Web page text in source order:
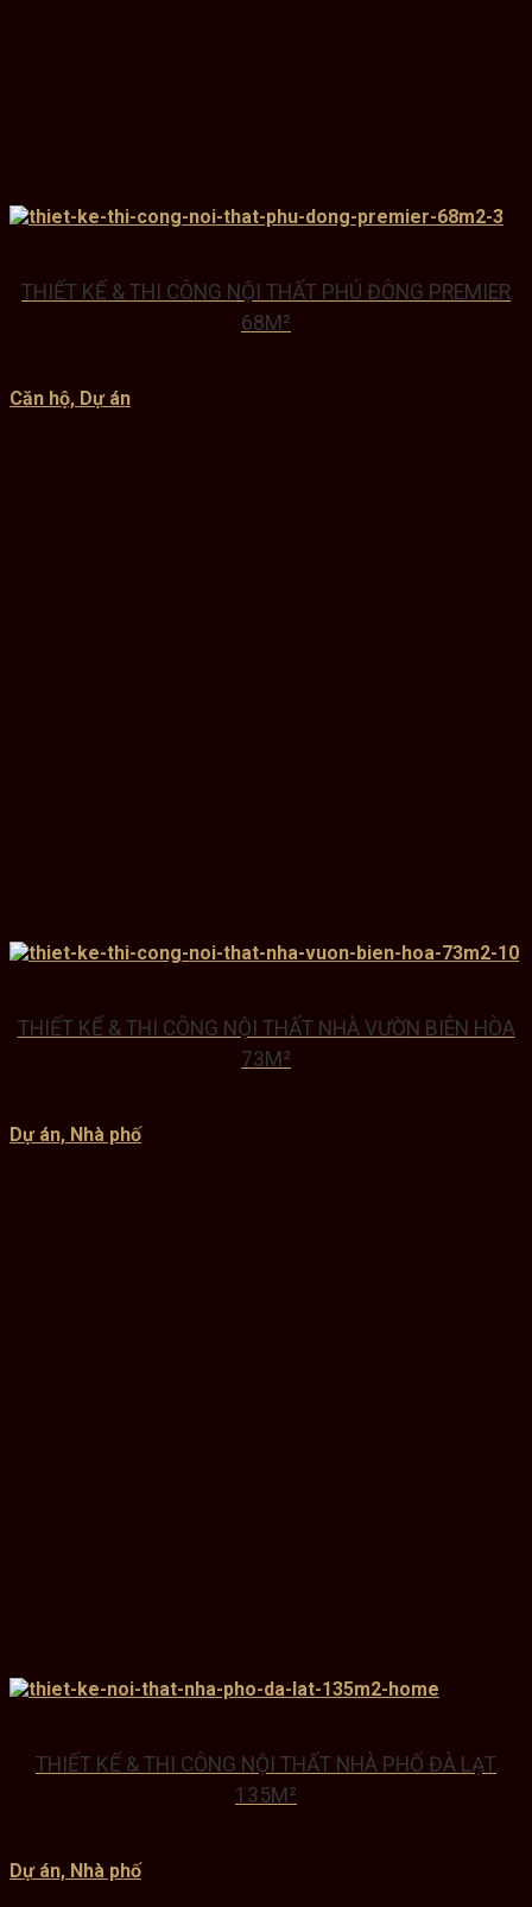
THIẾT KẾ & THI CÔNG NỘI THẤT PHÚ ĐÔNG PREMIER
68M²
Căn hộ, Dự án
THIẾT KẾ & THI CÔNG NỘI THẤT NHÀ VƯỜN BIÊN HÒA
73M²
Dự án, Nhà phố
THIẾT KẾ & THI CÔNG NỘI THẤT NHÀ PHỐ ĐÀ LẠT
135M²
Dự án, Nhà phố